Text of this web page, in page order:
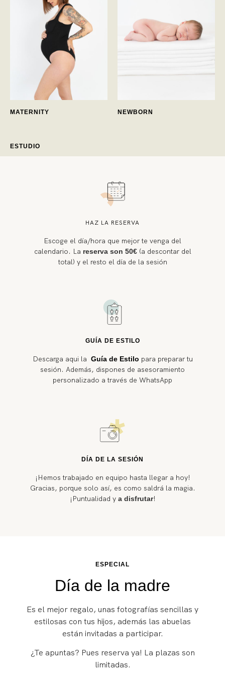
MATERNITY NEWBORN
ESTUDIO
HAZ LA RESERVA
Escoge el día/hora que mejor te venga del
calendario. La reserva son 50€(a descontar del
total) y el resto el día de la sesión
GUÍA DE ESTILO
Descarga aqui la Guía de Estilo para preparar tu
sesión. Además, dispones de asesoramiento
personalizado a través de WhatsApp
DÍA DE LA SESIÓN
¡Hemos trabajado en equipo hasta llegar a hoy!
Gracias, porque solo así, es como saldrá la magia.
¡Puntualidad y a disfrutar!
ESPECIAL
Día de la madre
Es el mejor regalo, unas fotografías sencillas y
estilosas con tus hijos, además las abuelas
están invitadas a participar.
¿Te apuntas? Pues reserva ya! La plazas son
limitadas.